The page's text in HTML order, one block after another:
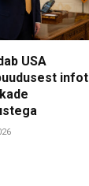
USA
infot